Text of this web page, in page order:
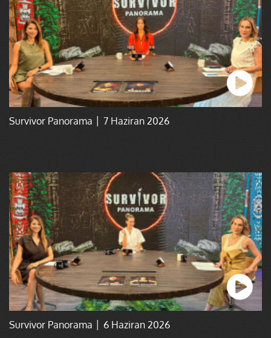
Survivor Panorama │ 7 Haziran 2026
Survivor Panorama │ 6 Haziran 2026